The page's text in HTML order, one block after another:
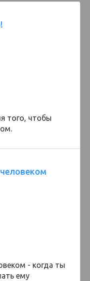
того, чтобы
- когда ты
ему